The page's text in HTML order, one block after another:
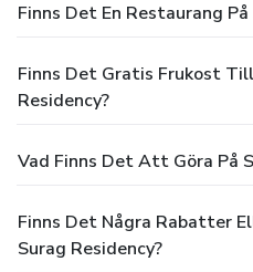
Finns Det En Restaurang
Finns Det Gratis Frukost
Residency?
Vad Finns Det Att Göra På
Finns Det Några Rabatter
Surag Residency?